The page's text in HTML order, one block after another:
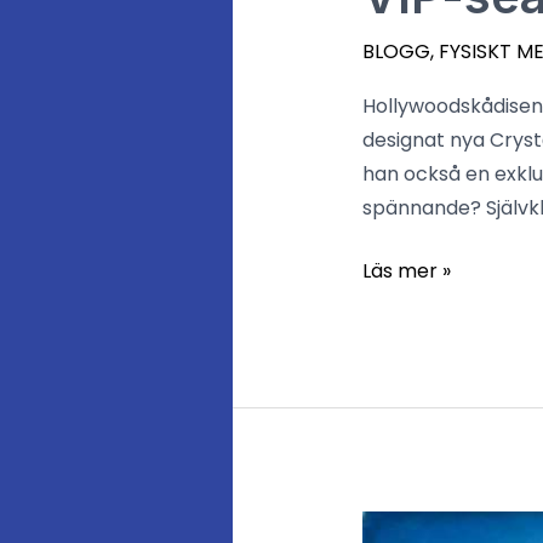
BLOGG, FYSISKT
designat nya
han också en
spännande?
seans
för
Aykroyd
m.fl.
Läs mer »
Vi